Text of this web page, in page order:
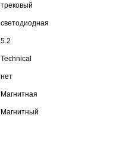
трековый
светодиодная
5.2
Technical
нет
Магнитная
Магнитный